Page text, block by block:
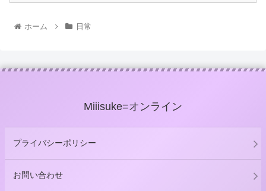
ホーム 日常
Miiisuke=オンライン
プライバシーポリシー
お問い合わせ